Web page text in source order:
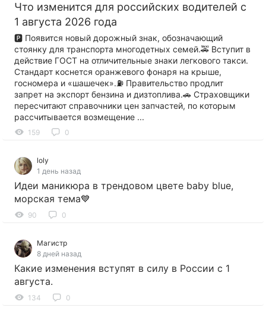
Что изменится для российских водителей с
1 августа 2026 года
🅿️ Появится новый дорожный знак, обозначающий
стоянку для транспорта многодетных семей.🚕 Вступит в
действие ГОСТ на отличительные знаки легкового такси.
Стандарт коснется оранжевого фонаря на крыше,
госномера и «шашечек».⛽️ Правительство продлит
запрет на экспорт бензина и дизтоплива.🚗 Страховщики
пересчитают справочники цен запчастей, по которым
рассчитывается возмещение ...
159 0
loly
1 день назад
Идеи маникюра в трендовом цвете baby blue,
морская тема💙
90 0
Магистр
8 дней назад
Какие изменения вступят в силу в России с 1
августа.
134 0